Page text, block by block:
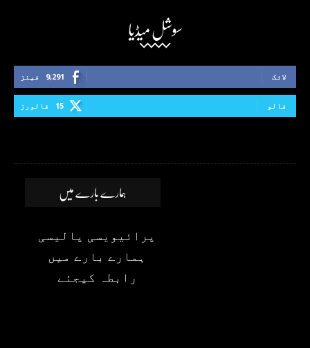
سوشل میڈیا
9,291 فینز لائک
15 فالورز فالو
ہمارے بارے میں
پرائیویسی پالیسی
ہمارے بارے میں
رابطہ کیجئے